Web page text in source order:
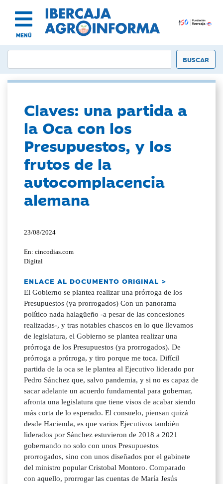
MENÚ
Claves: una partida a
la Oca con los
Presupuestos, y los
frutos de la
autocomplacencia
alemana
23/08/2024
En: cincodias.com
Digital
ENLACE AL DOCUMENTO ORIGINAL >
El Gobierno se plantea realizar una prórroga de los
Presupuestos (ya prorrogados) Con un panorama
político nada halagüeño -a pesar de las concesiones
realizadas-, y tras notables chascos en lo que llevamos
de legislatura, el Gobierno se plantea realizar una
prórroga de los Presupuestos (ya prorrogados). De
prórroga a prórroga, y tiro porque me toca. Difícil
partida de la oca se le plantea al Ejecutivo liderado por
Pedro Sánchez que, salvo pandemia, y si no es capaz de
sacar adelante un acuerdo fundamental para gobernar,
afronta una legislatura que tiene visos de acabar siendo
más corta de lo esperado. El consuelo, piensan quizá
desde Hacienda, es que varios Ejecutivos también
liderados por Sánchez estuvieron de 2018 a 2021
gobernando no solo con unos Presupuestos
prorrogados, sino con unos diseñados por el gabinete
del ministro popular Cristobal Montoro. Comparado
con aquello, prorrogar las cuentas de María Jesús